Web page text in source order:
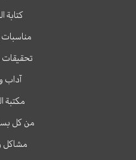
كتابة
مناسبات
تحقيقات
آداب
مكتبة
من كل
مشاكل